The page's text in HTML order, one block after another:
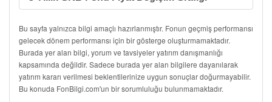
Bu sayfa yalnızca bilgi amaçlı hazırlanmıştır. Fonun geçmiş performansı
gelecek dönem performansı için bir gösterge oluşturmamaktadır.
Burada yer alan bilgi, yorum ve tavsiyeler yatırım danışmanlığı
kapsamında değildir. Sadece burada yer alan bilgilere dayanılarak
yatırım kararı verilmesi beklentilerinize uygun sonuçlar doğurmayabilir.
Bu konuda FonBilgi.com'un bir sorumluluğu bulunmamaktadır.